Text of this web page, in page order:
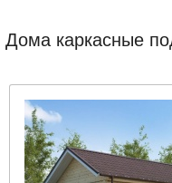
Дома каркасные